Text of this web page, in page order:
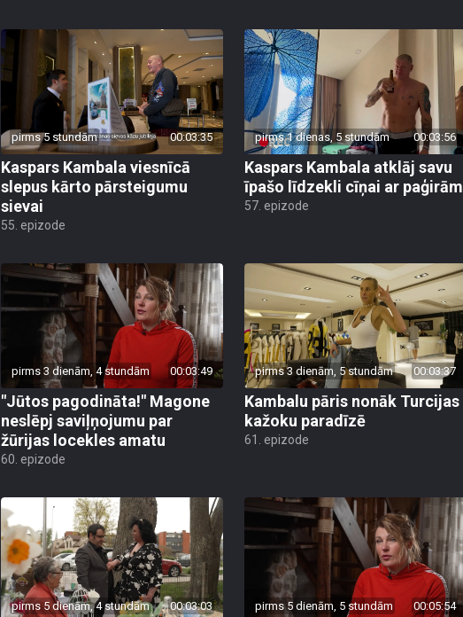
pirms 5 stundām 00:03:35
Kaspars Kambala viesnīcā
slepus kārto pārsteigumu
sievai
55. epizode
pirms 1 dienas, 5 stundām 00:03:56
Kaspars Kambala atklāj savu
īpašo līdzekli cīņai ar paģirām
57. epizode
pirms 3 dienām, 4 stundām 00:03:49
"Jūtos pagodināta!" Magone
neslēpj saviļņojumu par
žūrijas locekles amatu
60. epizode
pirms 3 dienām, 5 stundām 00:03:37
Kambalu pāris nonāk Turcijas
kažoku paradīzē
61. epizode
pirms 5 dienām, 4 stundām 00:03:03 pirms 5 dienām, 5 stundām 00:05:54